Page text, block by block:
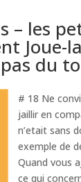
– les
Joue-
du
# 18 Ne
jaillir en
n’etait sans
exemple de
Quand vous
ce qui